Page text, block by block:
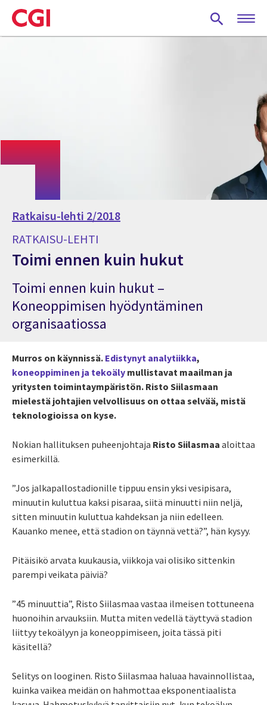
Skip
to
main
Ratkaisu-lehti 2/2018
RATKAISU-LEHTI
Toimi ennen kuin hukut
Toimi ennen kuin hukut –
Koneoppimisen hyödyntäminen
organisaatiossa
Murros on käynnissä. Edistynyt analytiikka,
koneoppiminen ja tekoäly mullistavat maailman ja
yritysten toimintaympäristön. Risto Siilasmaan
mielestä johtajien velvollisuus on ottaa selvää, mistä
teknologioissa on kyse.
Nokian hallituksen puheenjohtaja Risto Siilasmaa aloittaa
esimerkillä.
”Jos jalkapallostadionille tippuu ensin yksi vesipisara,
minuutin kuluttua kaksi pisaraa, siitä minuutti niin neljä,
sitten minuutin kuluttua kahdeksan ja niin edelleen.
Kauanko menee, että stadion on täynnä vettä?”, hän kysyy.
Pitäisikö arvata kuukausia, viikkoja vai olisiko sittenkin
parempi veikata päiviä?
”45 minuuttia”, Risto Siilasmaa vastaa ilmeisen tottuneena
huonoihin arvauksiin. Mutta miten vedellä täyttyvä stadion
liittyy tekoälyyn ja koneoppimiseen, joita tässä piti
käsitellä?
Selitys on looginen. Risto Siilasmaa haluaa havainnollistaa,
kuinka vaikea meidän on hahmottaa eksponentiaalista